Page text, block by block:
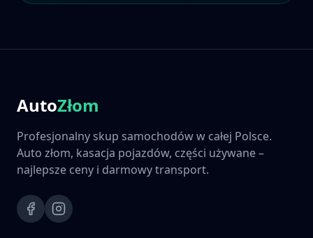
AutoZłom
Profesjonalny skup samochodów w całej Polsce.
Auto złom, kasacja pojazdów, części używane –
najlepsze ceny i darmowy transport.